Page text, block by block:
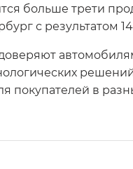
больше трети
с результатом
покупателей в